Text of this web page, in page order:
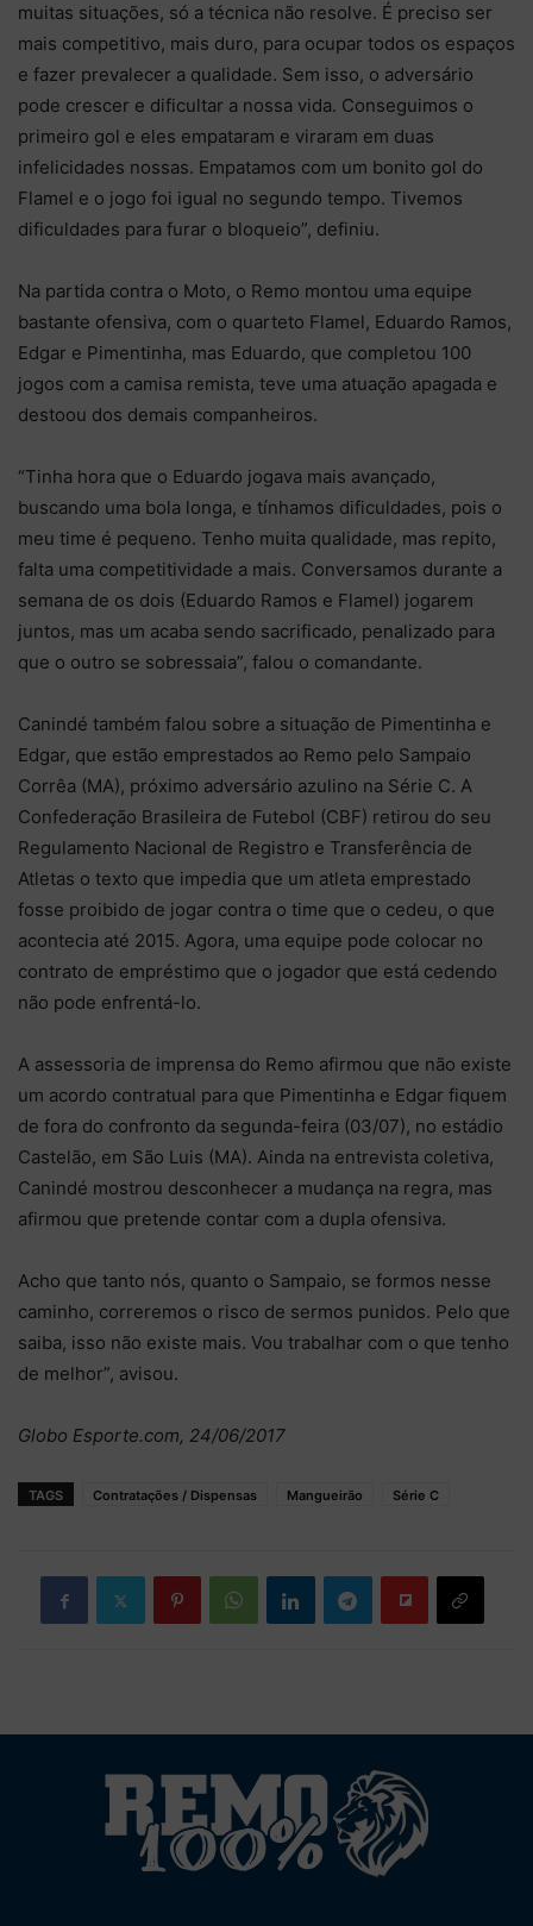
muitas situações, só a técnica não resolve. É preciso ser
mais competitivo, mais duro, para ocupar todos os espaços
e fazer prevalecer a qualidade. Sem isso, o adversário
pode crescer e dificultar a nossa vida. Conseguimos o
primeiro gol e eles empataram e viraram em duas
infelicidades nossas. Empatamos com um bonito gol do
Flamel e o jogo foi igual no segundo tempo. Tivemos
dificuldades para furar o bloqueio”, definiu.
Na partida contra o Moto, o Remo montou uma equipe
bastante ofensiva, com o quarteto Flamel, Eduardo Ramos,
Edgar e Pimentinha, mas Eduardo, que completou 100
jogos com a camisa remista, teve uma atuação apagada e
destoou dos demais companheiros.
“Tinha hora que o Eduardo jogava mais avançado,
buscando uma bola longa, e tínhamos dificuldades, pois o
meu time é pequeno. Tenho muita qualidade, mas repito,
falta uma competitividade a mais. Conversamos durante a
semana de os dois (Eduardo Ramos e Flamel) jogarem
juntos, mas um acaba sendo sacrificado, penalizado para
que o outro se sobressaia”, falou o comandante.
Canindé também falou sobre a situação de Pimentinha e
Edgar, que estão emprestados ao Remo pelo Sampaio
Corrêa (MA), próximo adversário azulino na Série C. A
Confederação Brasileira de Futebol (CBF) retirou do seu
Regulamento Nacional de Registro e Transferência de
Atletas o texto que impedia que um atleta emprestado
fosse proibido de jogar contra o time que o cedeu, o que
acontecia até 2015. Agora, uma equipe pode colocar no
contrato de empréstimo que o jogador que está cedendo
não pode enfrentá-lo.
A assessoria de imprensa do Remo afirmou que não existe
um acordo contratual para que Pimentinha e Edgar fiquem
de fora do confronto da segunda-feira (03/07), no estádio
Castelão, em São Luis (MA). Ainda na entrevista coletiva,
Canindé mostrou desconhecer a mudança na regra, mas
afirmou que pretende contar com a dupla ofensiva.
Acho que tanto nós, quanto o Sampaio, se formos nesse
caminho, correremos o risco de sermos punidos. Pelo que
saiba, isso não existe mais. Vou trabalhar com o que tenho
de melhor”, avisou.
Globo Esporte.com, 24/06/2017
TAGS Contratações / Dispensas Mangueirão Série C